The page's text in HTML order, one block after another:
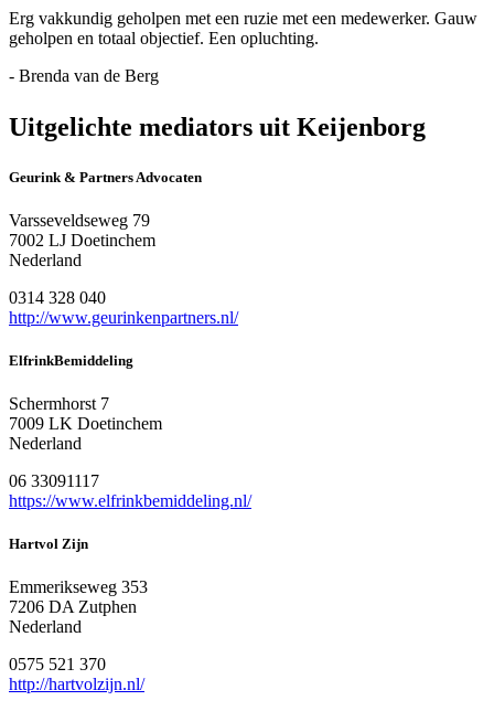
Erg vakkundig geholpen met een ruzie met een medewerker. Gauw
geholpen en totaal objectief. Een opluchting.
- Brenda van de Berg
Uitgelichte mediators uit Keijenborg
Geurink & Partners Advocaten
Varsseveldseweg 79
7002 LJ Doetinchem
Nederland
0314 328 040
http://www.geurinkenpartners.nl/
ElfrinkBemiddeling
Schermhorst 7
7009 LK Doetinchem
Nederland
06 33091117
https://www.elfrinkbemiddeling.nl/
Hartvol Zijn
Emmerikseweg 353
7206 DA Zutphen
Nederland
0575 521 370
http://hartvolzijn.nl/